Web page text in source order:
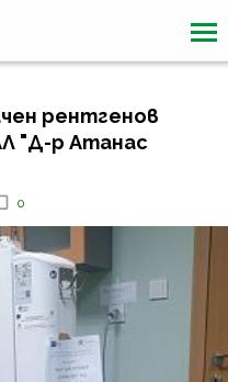
рентгенов
"Д-р Атанас
0